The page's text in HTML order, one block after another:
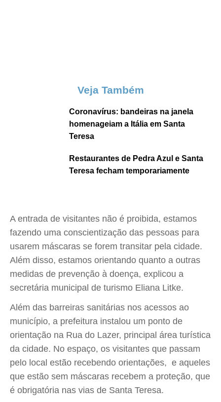
Veja Também
Coronavírus: bandeiras na janela
homenageiam a Itália em Santa
Teresa
Restaurantes de Pedra Azul e Santa
Teresa fecham temporariamente
A entrada de visitantes não é proibida, estamos
fazendo uma conscientização das pessoas para
usarem máscaras se forem transitar pela cidade.
Além disso, estamos orientando quanto a outras
medidas de prevenção à doença, explicou a
secretária municipal de turismo Eliana Litke.
Além das barreiras sanitárias nos acessos ao
município, a prefeitura instalou um ponto de
orientação na Rua do Lazer, principal área turística
da cidade. No espaço, os visitantes que passam
pelo local estão recebendo orientações, e aqueles
que estão sem máscaras recebem a proteção, que
é obrigatória nas vias de Santa Teresa.